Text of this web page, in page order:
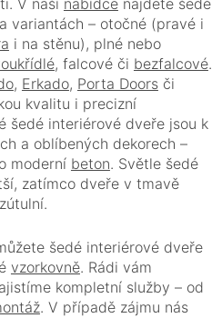
V naší nabídcenajdete šedé
variantách – otočné (pravé i
i na stěnu), plné nebo
, falcové či bezfalcové.
, Erkado, Porta Doorsči
kvalitu i precizní
šedé interiérové dveře jsou k
a oblíbených dekorech –
moderní beton. Světle šedé
zatímco dveře v tmavě
šedé interiérové dveře
vzorkovně. Rádi vám
kompletní služby – od
. V případě zájmu nás